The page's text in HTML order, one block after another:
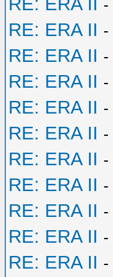
-
RE: ERA II -
RE: ERA II -
RE: ERA II -
RE: ERA II -
RE: ERA II -
RE: ERA II -
RE: ERA II -
RE: ERA II -
RE: ERA II -
RE: ERA II -